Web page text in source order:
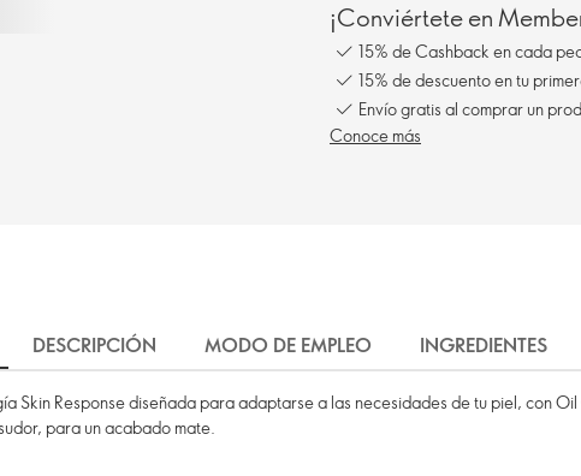
¡Conviértete en
15% de Cashback en cada
15% de descuento en tu
Conoce más
DESCRIPCIÓN MODO DE EMPLEO INGREDIENTES
Skin Response diseñada para adaptarse a las necesidades de tu piel, con
para un acabado mate.